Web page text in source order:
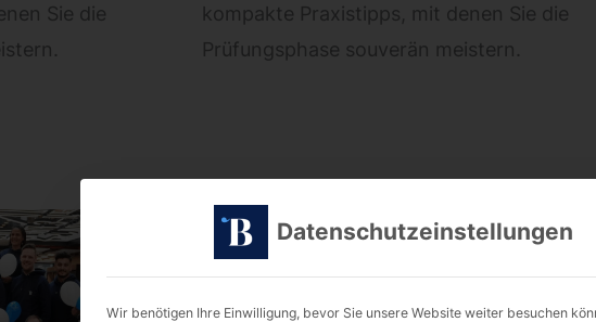
Sie die
kompakte Praxistipps, mit denen Sie die
Prüfungsphase souverän meistern.
August 2025 Datenschutzeinstellungen
Wir benötigen Ihre Einwilligung, bevor Sie unsere Website weiter besuchen